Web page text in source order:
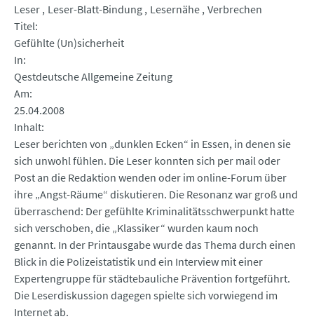
Leser Leser-Blatt-Bindung Lesernähe Verbrechen
Titel
Gefühlte (Un)sicherheit
In
Qestdeutsche Allgemeine Zeitung
Am
25.04.2008
Inhalt
Leser berichten von „dunklen Ecken“ in Essen, in denen sie
sich unwohl fühlen. Die Leser konnten sich per mail oder
Post an die Redaktion wenden oder im online-Forum über
ihre „Angst-Räume“ diskutieren. Die Resonanz war groß und
überraschend: Der gefühlte Kriminalitätsschwerpunkt hatte
sich verschoben, die „Klassiker“ wurden kaum noch
genannt. In der Printausgabe wurde das Thema durch einen
Blick in die Polizeistatistik und ein Interview mit einer
Expertengruppe für städtebauliche Prävention fortgeführt.
Die Leserdiskussion dagegen spielte sich vorwiegend im
Internet ab.